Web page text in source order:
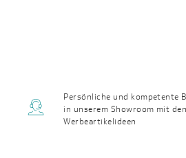
Persönliche und kompetente
in unserem Showroom mit
Werbeartikelideen